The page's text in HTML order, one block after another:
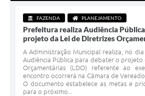
FAZENDA PLANEJAMENTO
Prefeitura realiza Audiência
projeto da Lei de Diretrizes
A Administração Municipal realiza, no
Audiência Pública para debater o projeto
Orçamentárias (LDO) referente ao
encontro ocorrerá na Câmara de
O documento estabelece as metas e
para o próximo...